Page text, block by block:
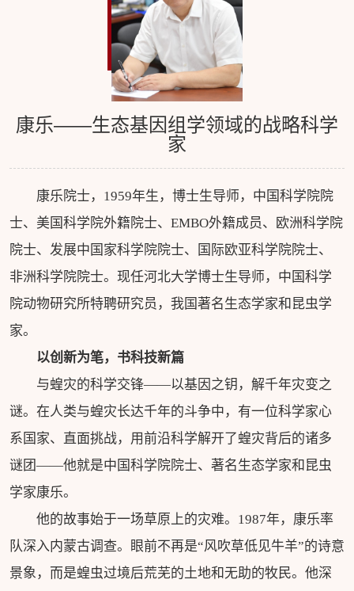
康乐——生态基因组学领域的战略科学
家
康乐院士，1959年生，博士生导师，中国科学院院
士、美国科学院外籍院士、EMBO外籍成员、欧洲科学院
院士、发展中国家科学院院士、国际欧亚科学院院士、
非洲科学院院士。现任河北大学博士生导师，中国科学
院动物研究所特聘研究员，我国著名生态学家和昆虫学
家。
以创新为笔，书科技新篇
与蝗灾的科学交锋——以基因之钥，解千年灾变之
谜。在人类与蝗灾长达千年的斗争中，有一位科学家心
系国家、直面挑战，用前沿科学解开了蝗灾背后的诸多
谜团——他就是中国科学院院士、著名生态学家和昆虫
学家康乐。
他的故事始于一场草原上的灾难。1987年，康乐率
队深入内蒙古调查。眼前不再是“风吹草低见牛羊”的诗意
景象，而是蝗虫过境后荒芜的土地和无助的牧民。他深